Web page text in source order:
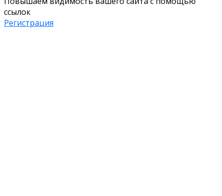
ссылок
Регистрация